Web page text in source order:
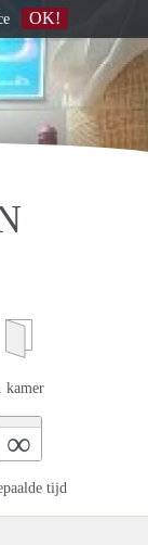
kamer
∞
tijd
OK!